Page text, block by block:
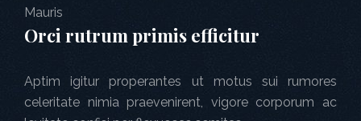
Mauris
Orci rutrum primis efficitur
Aptim igitur properantes ut motus sui rumores
celeritate nimia praevenirent, vigore corporum ac